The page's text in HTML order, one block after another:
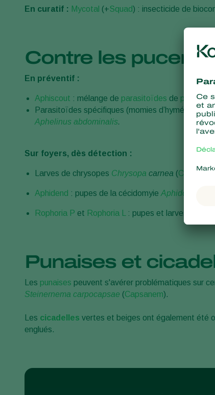
En curatif : Mycotal (+Squad) : insecticide de
Contre les
En préventif :
Aphiscout : mélange de parasitoïdes de pucerons
Parasitoïdes spécifiques (momies
Aphelinus abdominalis.
Sur foyers, dès détection :
Larves de chrysopes Chrysopa carnea (Chrysopa
Aphidend : pupes de la cécidomyie Aphidoletes
Rophoria P et Rophoria L : pupes et larves du
Punaises et
Les punaises peuvent s'avérer problématiques sur
Steinernema carpocapsae (Capsanem).
Les cicadelles vertes et beiges ont également été
englués.